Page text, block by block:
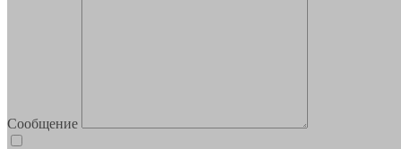
Сообщение